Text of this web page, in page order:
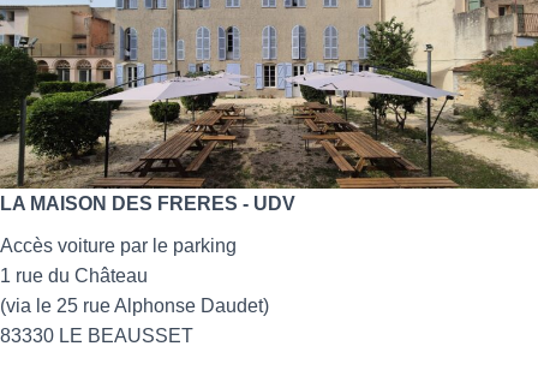
LA MAISON DES FRERES - UDV
Accès voiture par le parking
1 rue du Château
(via le 25 rue Alphonse Daudet)
83330 LE BEAUSSET